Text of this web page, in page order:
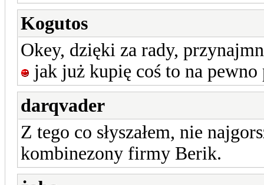
Kogutos
Okey, dzięki za rady,
jak już kupię coś to na pewno
darqvader
Z tego co słyszałem, nie
kombinezony firmy Berik.